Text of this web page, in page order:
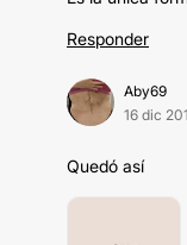
Responder
Aby69
16 dic
Quedó así